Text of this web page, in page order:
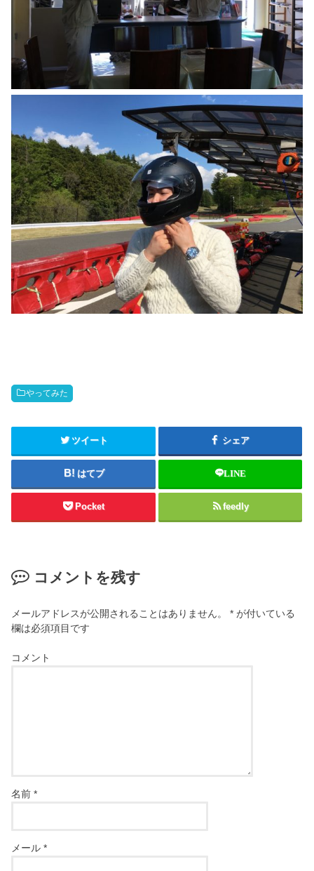
やってみた
ツイート シェア
はてブ LINE
Pocket feedly
コメントを残す
メールアドレスが公開されることはありません。 * が付いている
欄は必須項目です
コメント
名前*
メール*